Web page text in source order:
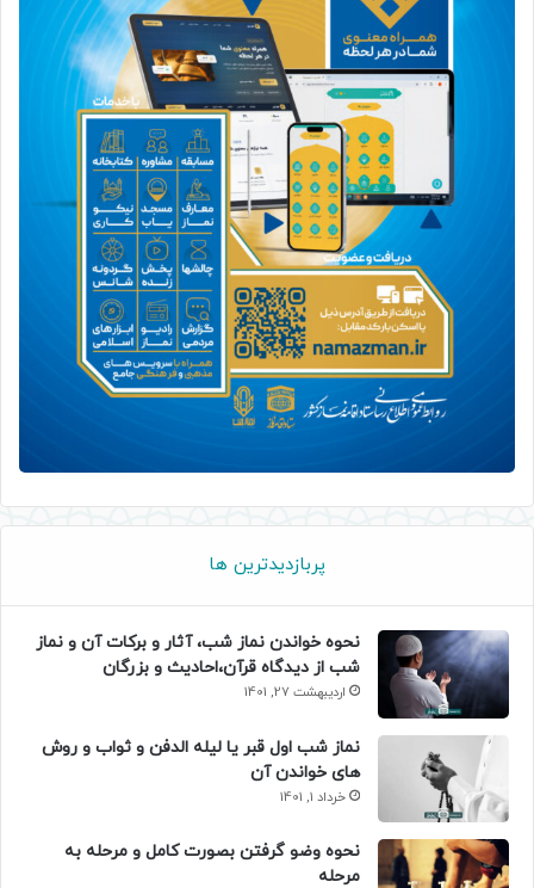
پربازدیدترین ها
نحوه خواندن نماز شب، آثار و برکات آن و نماز
شب از دیدگاه قرآن،احادیث و بزرگان
اردیبهشت 27, 1401
نماز شب اول قبر یا لیله الدفن و ثواب و روش
های خواندن آن
خرداد 1, 1401
نحوه وضو گرفتن بصورت کامل و مرحله به
مرحله